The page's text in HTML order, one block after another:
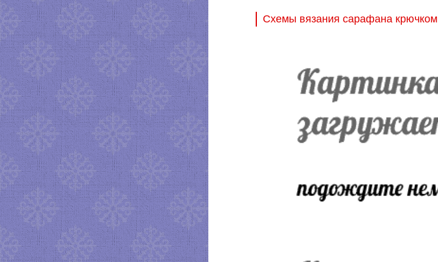
Схемы вязания сарафана крючком